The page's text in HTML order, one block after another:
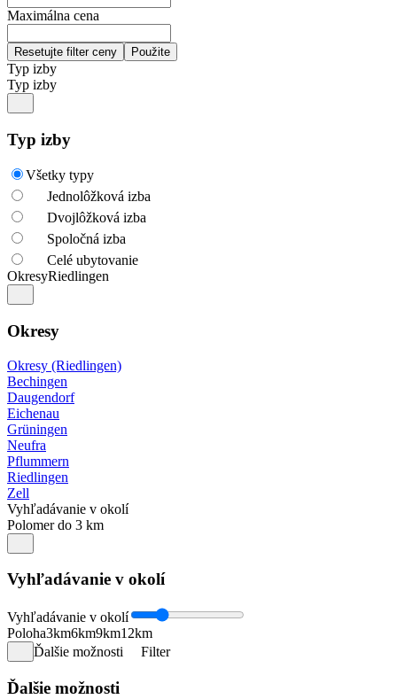
Maximálna cena
Typ izby
Typ izby
Typ izby
Všetky typy
Jednolôžková izba
Dvojlôžková izba
Spoločná izba
Celé ubytovanie
OkresyRiedlingen
Okresy
Okresy (Riedlingen)
Bechingen
Daugendorf
Eichenau
Grüningen
Neufra
Pflummern
Riedlingen
Zell
Vyhľadávanie v okolí
Polomer do 3 km
Vyhľadávanie v okolí
Vyhľadávanie v okolí
Poloha3km6km9km12km
Ďalšie možnosti
Filter
Ďalšie možnosti